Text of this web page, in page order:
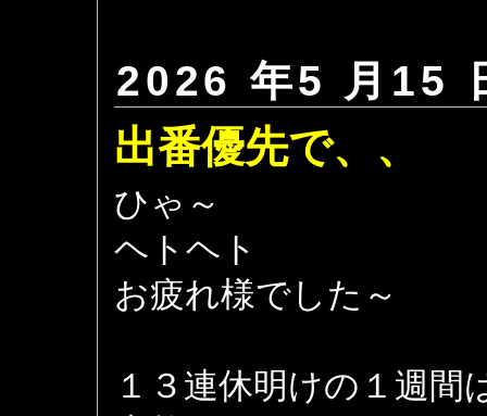
2026 年5 月15
出番優先で、、
ひゃ～
ヘトヘト
お疲れ様でした～
１３連休明けの１週間